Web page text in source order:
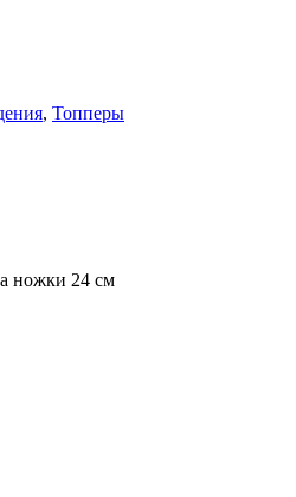
, Топперы
ножки 24 см